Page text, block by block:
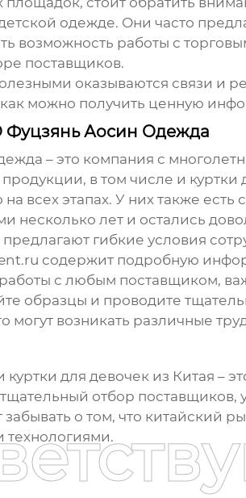
одежде. Они часто
возможность работы с
поставщиков.
оказываются связи и
как можно получить ценную
Аосин Одежда
– это компания с
в том числе и куртки
на всех этапах. У них также
несколько лет и остались
гибкие условия
содержит подробную
с любым поставщиком,
образцы и проводите
могут возникать различные
для девочек из Китая –
отбор поставщиков,
о том, что китайский